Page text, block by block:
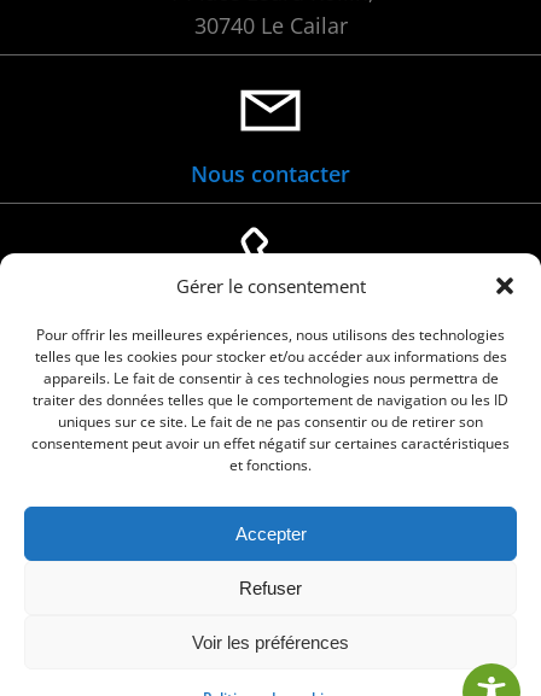
Gérer le consentement
Pour offrir les meilleures expériences, nous utilisons des technologies
telles que les cookies pour stocker et/ou accéder aux informations des
appareils. Le fait de consentir à ces technologies nous permettra de
traiter des données telles que le comportement de navigation ou les ID
uniques sur ce site. Le fait de ne pas consentir ou de retirer son
consentement peut avoir un effet négatif sur certaines caractéristiques
et fonctions.
Accepter
Refuser
Voir les préférences
30740 Le Cailar
Nous contacter
04 66 88 01 05
© 2026 Commune de Le Cailar. Service proposé